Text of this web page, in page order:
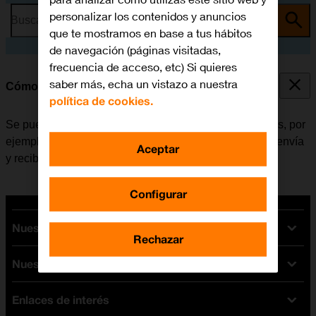
Busca por problema o tema
Cómo consultar el consumo de datos
Se puede ver cuántos datos móviles han sido utilizados, por
ejemplo, al usar el navegador de internet o cuando se envía
y recibe correo electrónico.
Nuestras tarifas
Tarifas Orange
Tarifas fibra y móvil
Tarifas móviles
Nuestros dispositivos
Ofertas en móviles
Enlaces de interés
personalizar los contenidos y anuncios
que te mostramos en base a tus hábitos
de navegación (páginas visitadas,
frecuencia de acceso, etc) Si quieres
saber más, echa un vistazo a nuestra
política de cookies.
Configurar
Rechazar
Aceptar